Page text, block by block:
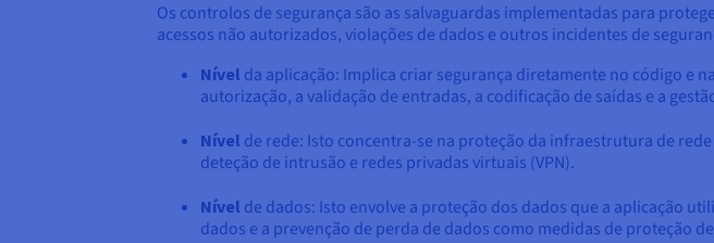
Os controlos de segurança são as salvaguardas implementadas para
acessos não autorizados, violações de dados e outros incidentes de
Nível da aplicação: Implica criar segurança diretamente no código e
autorização, a validação de entradas, a codificação de saídas e a
Nível de rede: Isto concentra-se na proteção da infraestrutura de
deteção de intrusão e redes privadas virtuais (VPN).
Nível de dados: Isto envolve a proteção dos dados que a aplicação
dados e a prevenção de perda de dados como medidas de proteção